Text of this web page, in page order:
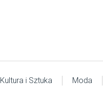
Kultura i Sztuka Moda